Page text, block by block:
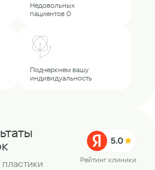
Недовольных
пациентов 0
Подчеркнем вашу
индивидуальность
Рейтинг клиники